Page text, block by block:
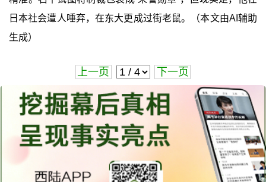
日本社会遭人唾弃，在东大更成过街老鼠。（本文由AI辅助
生成）
上一页 下一页